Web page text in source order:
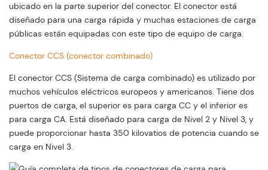
ubicado en la parte superior del conector. El conector está
diseñado para una carga rápida y muchas estaciones de carga
públicas están equipadas con este tipo de equipo de carga.
Conector CCS (conector combinado)
El conector CCS (Sistema de carga combinado) es utilizado por
muchos vehículos eléctricos europeos y americanos. Tiene dos
puertos de carga, el superior es para carga CC y el inferior es
para carga CA. Está diseñado para carga de Nivel 2 y Nivel 3, y
puede proporcionar hasta 350 kilovatios de potencia cuando se
carga en Nivel 3.